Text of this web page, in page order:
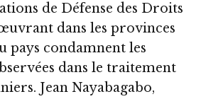
de Défense des Droits
dans les provinces
pays condamnent les
dans le traitement
Jean Nayabagabo,